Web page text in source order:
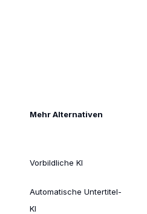
Mehr Alternativen
Vorbildliche KI
Automatische Untertitel-
KI